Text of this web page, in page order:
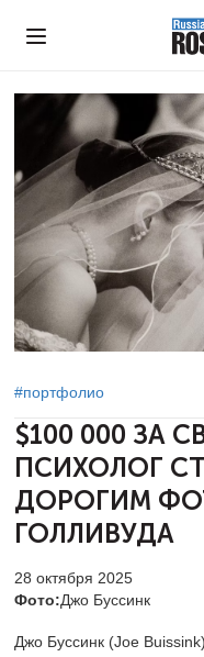
#портфолио
$100 000 ЗА
ПСИХОЛОГ
ДОРОГИМ
ГОЛЛИВУДА
28 октября 2025
Фото:Джо Буссинк
Джо Буссинк (Joe